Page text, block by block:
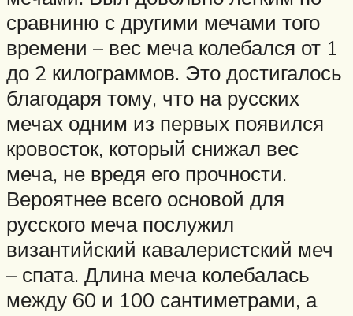
сравниню с другими мечами того
времени – вес меча колебался от 1
до 2 килограммов. Это достигалось
благодаря тому, что на русских
мечах одним из первых появился
кровосток, который снижал вес
меча, не вредя его прочности.
Вероятнее всего основой для
русского меча послужил
византийский кавалеристский меч
– спата. Длина меча колебалась
между 60 и 100 сантиметрами, а